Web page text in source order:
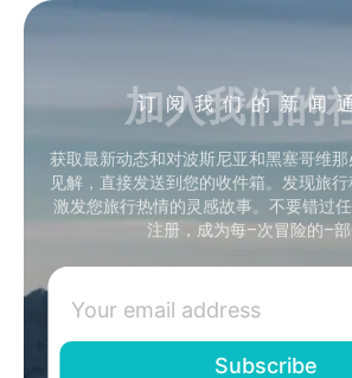
订阅我们的新闻
加入我们的
获取最新动态和对波斯尼亚和黑塞哥维
见解，直接发送到您的收件箱。发现旅
激发您旅行热情的灵感故事。不要错过
注册，成为每–次冒险的–部